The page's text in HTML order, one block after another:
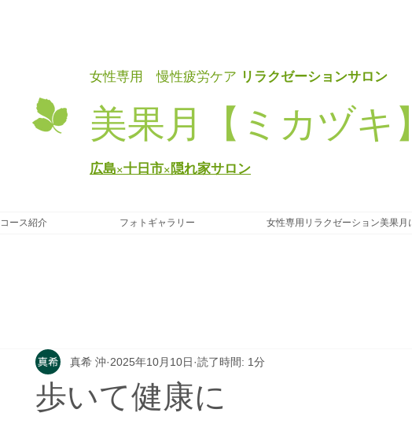
女性専用 慢性疲労ケア リラクゼーションサロン
広島×十日市×隠れ家サロン
美果月【ミカヅキ】
コース紹介 フォトギャラリー 女性専用リラクゼーション美果月
歩いて健康に
真希 沖 2025年10月10日 読了時間: 1分